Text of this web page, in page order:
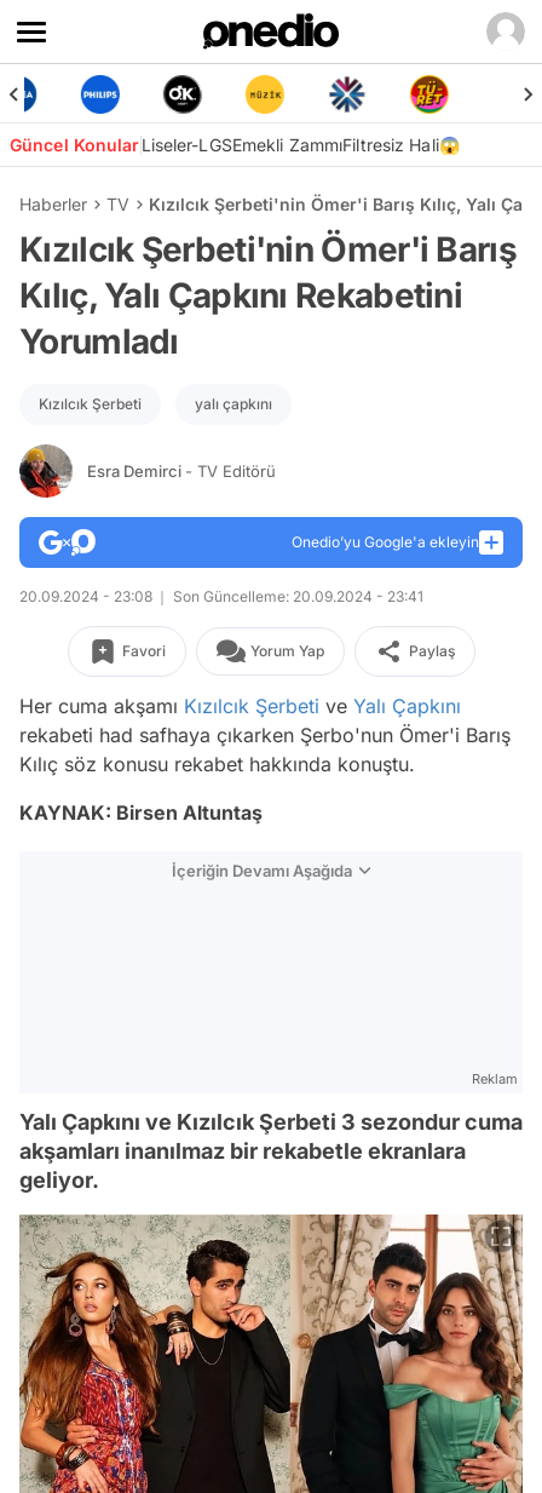
Güncel KonularLiseler-LGSEmekli ZammıFiltresiz Hali😱
Haberler TV Kızılcık Şerbeti'nin Ömer'i Barış Kılıç, Yalı
Kızılcık Şerbeti'nin Ömer'i Barış
Kılıç, Yalı Çapkını Rekabetini
Yorumladı
Kızılcık Şerbeti yalı çapkını
Esra Demirci - TV Editörü
Onedio’yu Google'a ekleyin
20.09.2024 - 23:08 Son Güncelleme: 20.09.2024 - 23:41
Favori Yorum Yap Paylaş
Her cuma akşamı Kızılcık Şerbeti ve Yalı Çapkını
rekabeti had safhaya çıkarken Şerbo'nun Ömer'i Barış
Kılıç söz konusu rekabet hakkında konuştu.
KAYNAK: Birsen Altuntaş
İçeriğin Devamı Aşağıda
Reklam
Yalı Çapkını ve Kızılcık Şerbeti 3 sezondur cuma
akşamları inanılmaz bir rekabetle ekranlara
geliyor.